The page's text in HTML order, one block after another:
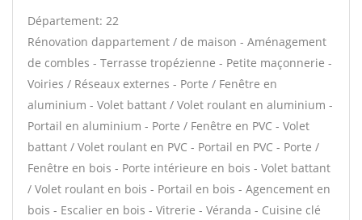
Département: 22
Rénovation dappartement / de maison - Aménagement
de combles - Terrasse tropézienne - Petite maçonnerie -
Voiries / Réseaux externes - Porte / Fenêtre en
aluminium - Volet battant / Volet roulant en aluminium -
Portail en aluminium - Porte / Fenêtre en PVC - Volet
battant / Volet roulant en PVC - Portail en PVC - Porte /
Fenêtre en bois - Porte intérieure en bois - Volet battant
/ Volet roulant en bois - Portail en bois - Agencement en
bois - Escalier en bois - Vitrerie - Véranda - Cuisine clé